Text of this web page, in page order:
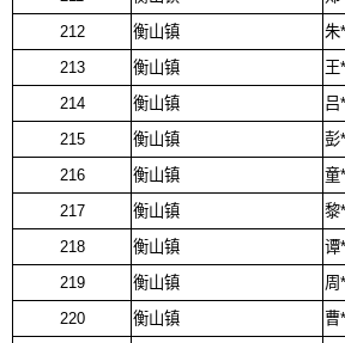
212
衡山镇
朱
213
衡山镇
王
214
衡山镇
吕
215
衡山镇
彭
216
衡山镇
童
217
衡山镇
黎
218
衡山镇
谭
219
衡山镇
周*
220
衡山镇
曹